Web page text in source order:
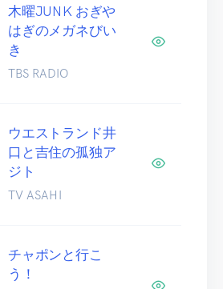
木曜JUNK おぎや
はぎのメガネびい
き
TBS RADIO
ウエストランド井
口と吉住の孤独ア
ジト
TV ASAHI
チャポンと行こ
う！